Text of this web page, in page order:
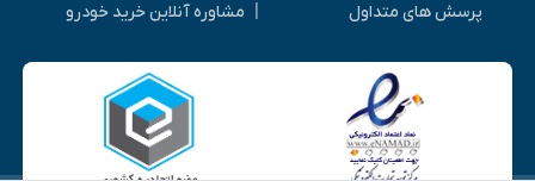
پرسش های متداول
مشاوره آنلاین خرید خودرو